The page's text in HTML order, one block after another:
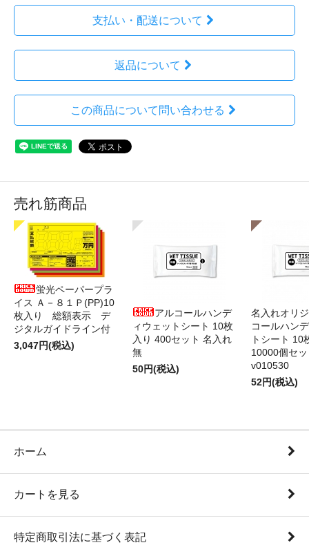
支払い・配送について
返品について
この商品について問い合わせる
売れ筋商品
蛍光ペーパープラ
イス Ａ－８１Ｐ(PP)10
枚入り 総額表示 デ
ジタルガイドライン付
3,047円(税込)
アルコールハンデ
ィウェットシート 10枚
入り 400セット 名入れ
無
50円(税込)
名入れオリ
コールハン
トシート 10
10000個セ
v010530
52円(税込)
ホーム
カートを見る
特定商取引法に基づく表記